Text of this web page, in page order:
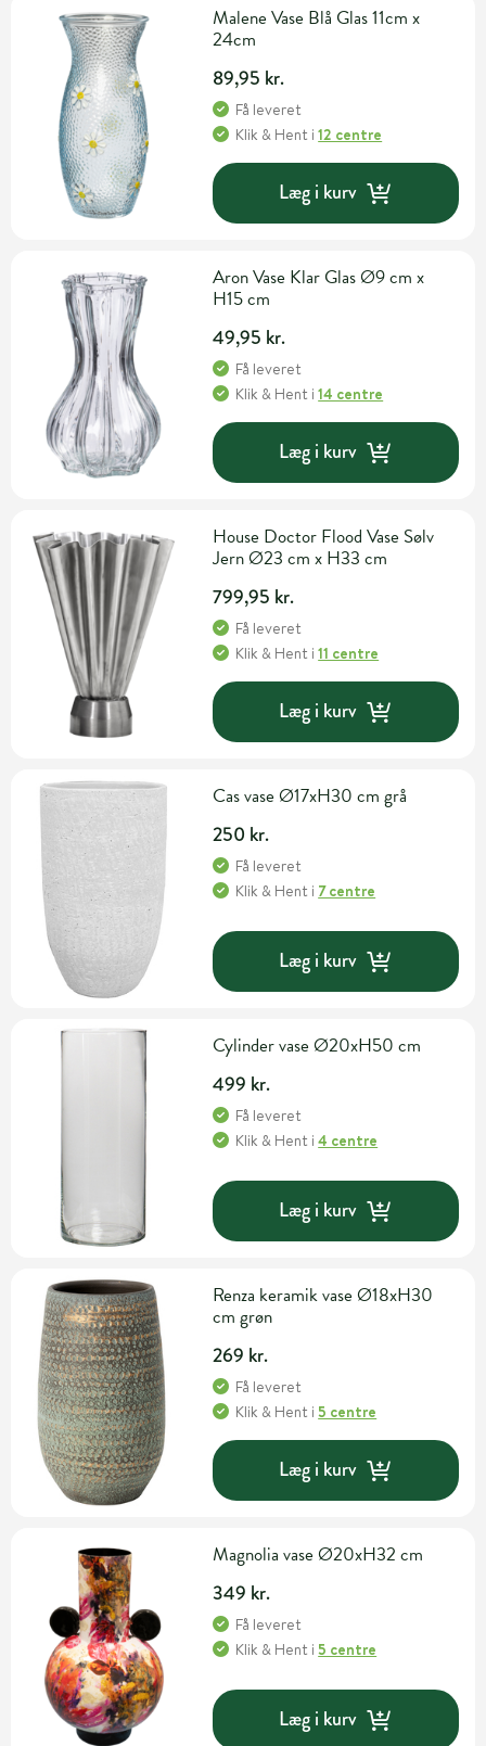
Malene Vase Blå Glas 11cm x
24cm
89,95 kr.
Få leveret
Klik & Hent i12 centre
Læg i kurv
Aron Vase Klar Glas Ø9 cm x
H15 cm
49,95 kr.
Få leveret
Klik & Hent i14 centre
Læg i kurv
House Doctor Flood Vase Sølv
Jern Ø23 cm x H33 cm
799,95 kr.
Få leveret
Klik & Hent i11 centre
Læg i kurv
Cas vase Ø17xH30 cm grå
250 kr.
Få leveret
Klik & Hent i 7 centre
Læg i kurv
Cylinder vase Ø20xH50 cm
499 kr.
Få leveret
Klik & Hent i4 centre
Læg i kurv
Renza keramik vase Ø18xH30
cm grøn
269 kr.
Få leveret
Klik & Hent i5 centre
Læg i kurv
Magnolia vase Ø20xH32 cm
349 kr.
Få leveret
Klik & Hent i5 centre
Læg i kurv